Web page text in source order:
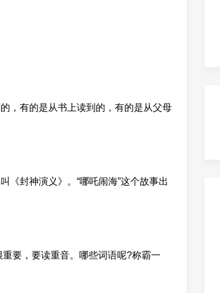
，有的是从书上读到的，有的是从父母
《封神演义》。“哪吒闹海”这个故事出
要，要读重音。哪些词语呢?称霸一